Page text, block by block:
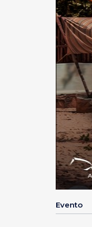
Evento